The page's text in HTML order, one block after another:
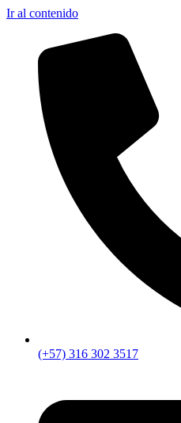
Ir al contenido
(+57) 316 302 3517